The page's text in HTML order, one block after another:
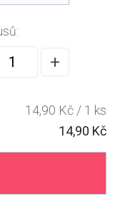
+
14,90 Kč / 1 ks
14,90 Kč